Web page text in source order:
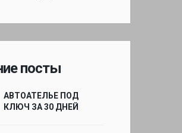
посты
АВТОАТЕЛЬЕ ПОД
КЛЮЧ ЗА 30 ДНЕЙ